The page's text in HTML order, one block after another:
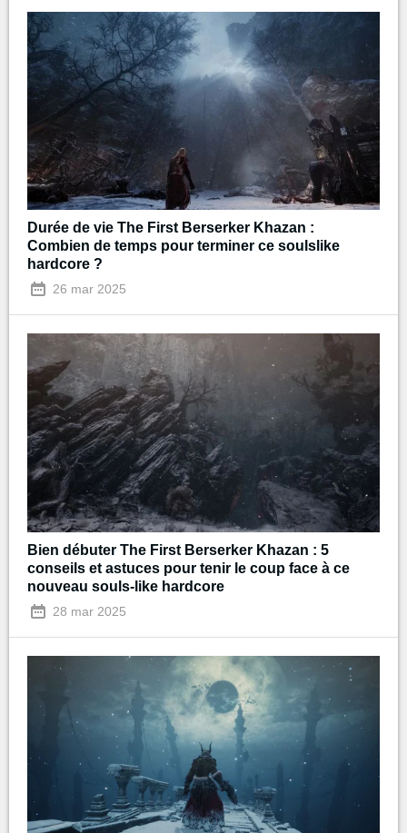
Durée de vie The First Berserker Khazan :
Combien de temps pour terminer ce soulslike
hardcore ?
26 mar 2025
Bien débuter The First Berserker Khazan : 5
conseils et astuces pour tenir le coup face à ce
nouveau souls-like hardcore
28 mar 2025